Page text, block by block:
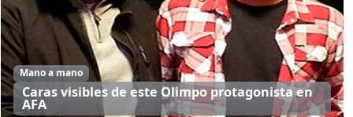
Mano a mano
Caras visibles de este Olimpo protagonista en
AFA